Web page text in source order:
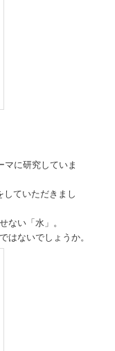
マに研究していま
ていただきまし
ない「水」。
はないでしょうか。